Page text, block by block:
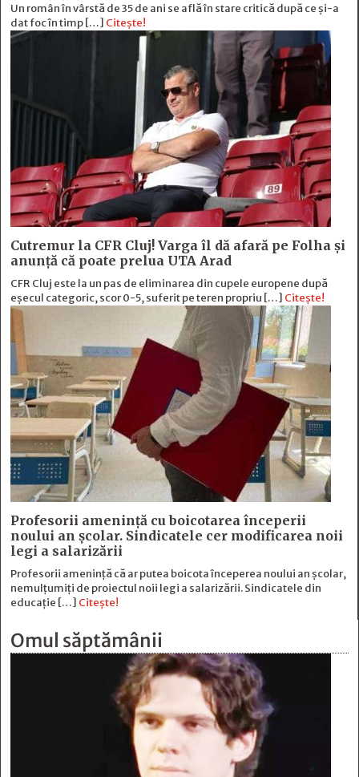
Un român în vârstă de 35 de ani se află în stare critică după ce și-a
dat foc în timp […] Citește!
Cutremur la CFR Cluj! Varga îl dă afară pe Folha și
anunță că poate prelua UTA Arad
CFR Cluj este la un pas de eliminarea din cupele europene după
eșecul categoric, scor 0-5, suferit pe teren propriu […] Citește!
Profesorii amenință cu boicotarea începerii
noului an școlar. Sindicatele cer modificarea noii
legi a salarizării
Profesorii amenință că ar putea boicota începerea noului an școlar,
nemulțumiți de proiectul noii legi a salarizării. Sindicatele din
educație […] Citește!
Omul săptămânii